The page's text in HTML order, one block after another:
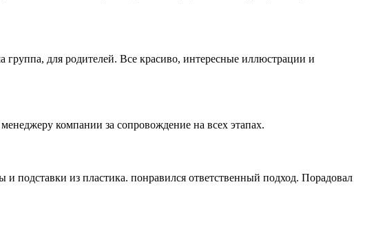
для родителей. Все красиво, интересные иллюстрации и
компании за сопровождение на всех этапах.
подставки из пластика. понравился ответственный подход. Порадовал